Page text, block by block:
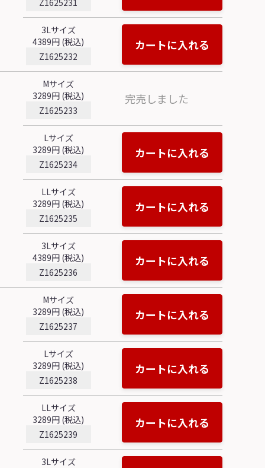
Z1625231
3Lサイズ
4389円 (税込)
Z1625232
カートに入れる
Mサイズ
3289円 (税込)
Z1625233
完売しました
Lサイズ
3289円 (税込)
Z1625234
カートに入れる
LLサイズ
3289円 (税込)
Z1625235
カートに入れる
3Lサイズ
4389円 (税込)
Z1625236
カートに入れる
Mサイズ
3289円 (税込)
Z1625237
カートに入れる
Lサイズ
3289円 (税込)
Z1625238
カートに入れる
LLサイズ
3289円 (税込)
Z1625239
カートに入れる
3Lサイズ